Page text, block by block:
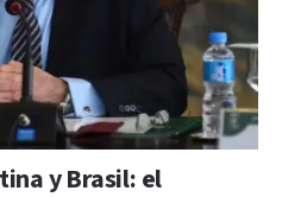
y Brasil: el